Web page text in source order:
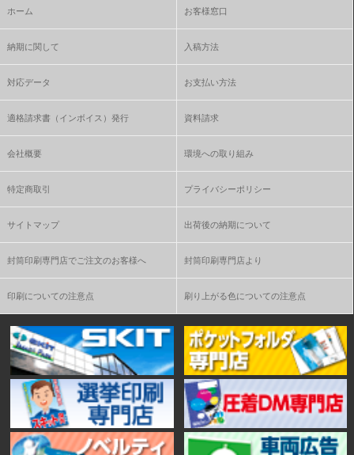
ホーム お客様窓口
納期に関して 入稿方法
対応データ お支払い方法
適格請求書（インボイス）発行 資料請求
会社概要 環境への取り組み
特定商取引 プライバシーポリシー
サイトマップ 出荷後の納期について
封筒印刷専門店でご注文のお客様へ 封筒印刷専門店より
印刷についての注意点 刷り上がる色についての注意点